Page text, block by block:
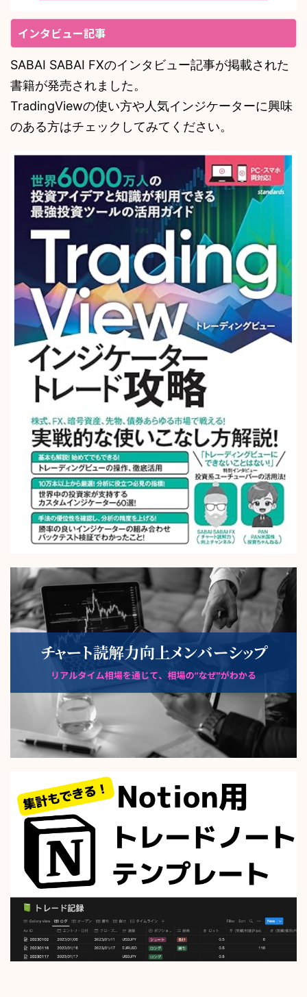
インタビュー記事
SABAI SABAI FXのインタビュー記事が掲載された
書籍が発売されました。
TradingViewの使い方や人気インジケーターに興味
のある方はチェックしてみてください。